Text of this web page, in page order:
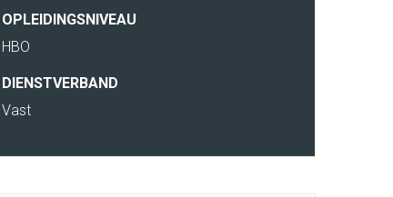
OPLEIDINGSNIVEAU
HBO
DIENSTVERBAND
Vast